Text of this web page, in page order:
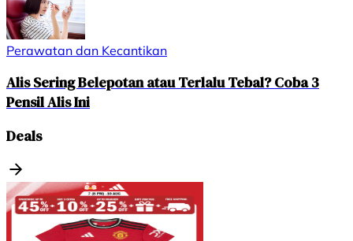
Perawatan dan Kecantikan
Alis Sering Belepotan atau Terlalu Tebal? Coba 3
Pensil Alis Ini
Deals